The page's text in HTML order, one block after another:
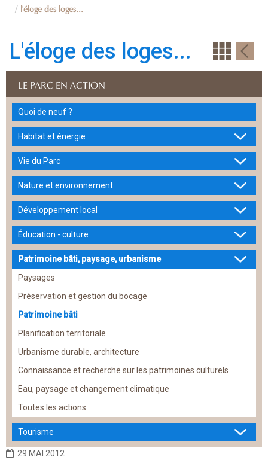
l'éloge des loges...
L'éloge des loges...
LE PARC EN ACTION
Quoi de neuf ?
Habitat et énergie
Vie du Parc
Nature et environnement
Développement local
Éducation - culture
Patrimoine bâti, paysage, urbanisme
Paysages
Préservation et gestion du bocage
Patrimoine bâti
Planification territoriale
Urbanisme durable, architecture
Connaissance et recherche sur les patrimoines culturels
Eau, paysage et changement climatique
Toutes les actions
Tourisme
29 MAI 2012